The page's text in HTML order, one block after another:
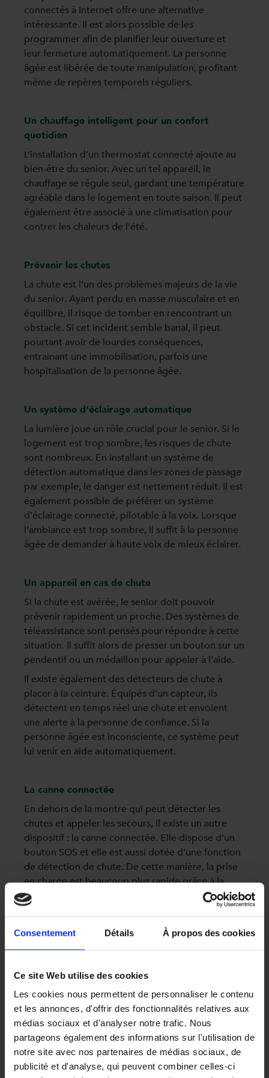
Consentement Détails À propos des cookies
Ce site Web utilise des cookies
Les cookies nous permettent de personnaliser le contenu
et les annonces, d'offrir des fonctionnalités relatives aux
médias sociaux et d'analyser notre trafic. Nous
partageons également des informations sur l'utilisation de
notre site avec nos partenaires de médias sociaux, de
publicité et d'analyse, qui peuvent combiner celles-ci
connectés à Internet offre une alternative
intéressante. Il est alors possible de les
programmer afin de planifier leur ouverture et
leur fermeture automatiquement. La personne
âgée est libérée de toute manipulation, profitant
même de repères temporels réguliers.
Un chauffage intelligent pour un confort
quotidien
L’installation d’un thermostat connecté ajoute au
bien-être du senior. Avec un tel appareil, le
chauffage se régule seul, gardant une température
agréable dans le logement en toute saison. Il peut
également être associé à une climatisation pour
contrer les chaleurs de l’été.
Prévenir les chutes
La chute est l’un des problèmes majeurs de la vie
du senior. Ayant perdu en masse musculaire et en
équilibre, il risque de tomber en rencontrant un
obstacle. Si cet incident semble banal, il peut
pourtant avoir de lourdes conséquences,
entrainant une immobilisation, parfois une
hospitalisation de la personne âgée.
Un système d’éclairage automatique
La lumière joue un rôle crucial pour le senior. Si le
logement est trop sombre, les risques de chute
sont nombreux. En installant un système de
détection automatique dans les zones de passage
par exemple, le danger est nettement réduit. Il est
également possible de préférer un système
d’éclairage connecté, pilotable à la voix. Lorsque
l’ambiance est trop sombre, il suffit à la personne
âgée de demander à haute voix de mieux éclairer.
Un appareil en cas de chute
Si la chute est avérée, le senior doit pouvoir
prévenir rapidement un proche. Des systèmes de
téléassistance sont pensés pour répondre à cette
situation. Il suffit alors de presser un bouton sur un
pendentif ou un médaillon pour appeler à l’aide.
Il existe également des détecteurs de chute à
placer à la ceinture. Équipés d’un capteur, ils
détectent en temps réel une chute et envoient
une alerte à la personne de confiance. Si la
personne âgée est inconsciente, ce système peut
lui venir en aide automatiquement.
La canne connectée
En dehors de la montre qui peut détecter les
chutes et appeler les secours, il existe un autre
dispositif : la canne connectée. Elle dispose d’un
bouton SOS et elle est aussi dotée d’une fonction
de détection de chute. De cette manière, la prise
en charge est beaucoup plus rapide grâce à la
géolocalisation.
Suivre l’état de santé du senior
à court terme est altérée. Difficile pour le senior
de suivre lui-même sa prise de médicaments ou
de constantes. Certains appareils ont donc été
pensés pour faciliter son suivi médical.